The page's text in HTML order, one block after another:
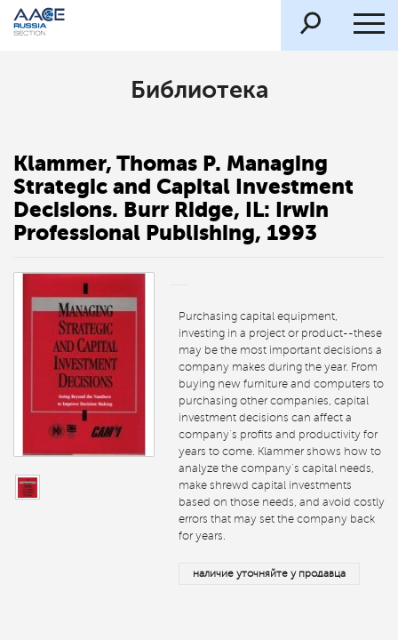
Библиотека
Klammer, Thomas P. Managing
Strategic and Capital Investment
Decisions. Burr Ridge, IL: Irwin
Professional Publishing, 1993
Purchasing capital equipment,
investing in a project or product--these
may be the most important decisions a
company makes during the year. From
buying new furniture and computers to
purchasing other companies, capital
investment decisions can affect a
company's profits and productivity for
years to come. Klammer shows how to
analyze the company's capital needs,
make shrewd capital investments
based on those needs, and avoid costly
errors that may set the company back
for years.
наличие уточняйте у продавца